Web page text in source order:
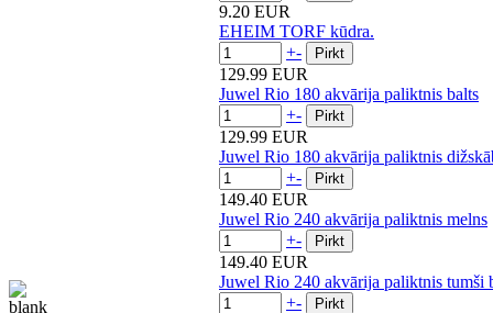
9.20 EUR
EHEIM TORF kūdra.
+-
129.99 EUR
Juwel Rio 180 akvārija paliktnis balts
+-
129.99 EUR
Juwel Rio 180 akvārija paliktnis
+-
149.40 EUR
Juwel Rio 240 akvārija paliktnis melns
+-
149.40 EUR
Juwel Rio 240 akvārija paliktnis tumši
+-